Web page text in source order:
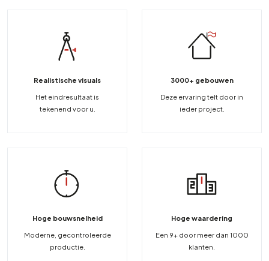
Realistische visuals
Het eindresultaat is
tekenend voor u.
3000+ gebouwen
Deze ervaring telt door in
ieder project.
Hoge bouwsnelheid
Moderne, gecontroleerde
productie.
Hoge waardering
Een 9+ door meer dan 1000
klanten.